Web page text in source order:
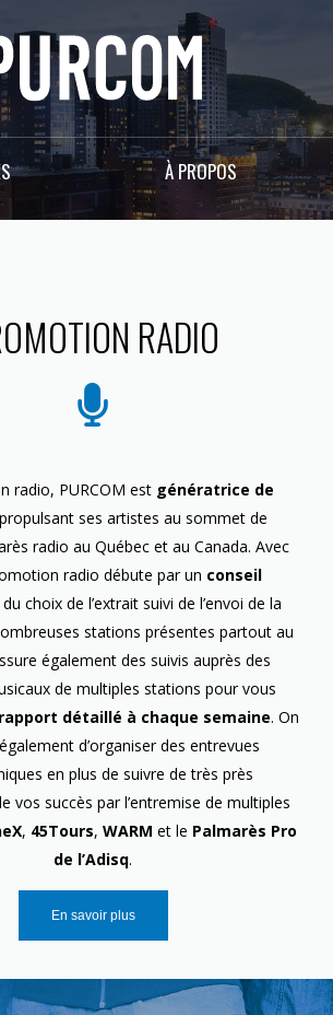
À PROPOS
RADIO
radio, PURCOM est génératrice de
ses artistes au sommet de
radio au Québec et au Canada. Avec
radio débute par un conseil
du choix de l’extrait suivi de l’envoi de la
stations présentes partout au
également des suivis auprès des
de multiples stations pour vous
rapport détaillé à chaque semaine. On
d’organiser des entrevues
en plus de suivre de très près
vos succès par l’entremise de multiples
, 45Tours, WARM et le Palmarès Pro
de l’Adisq.
En savoir plus